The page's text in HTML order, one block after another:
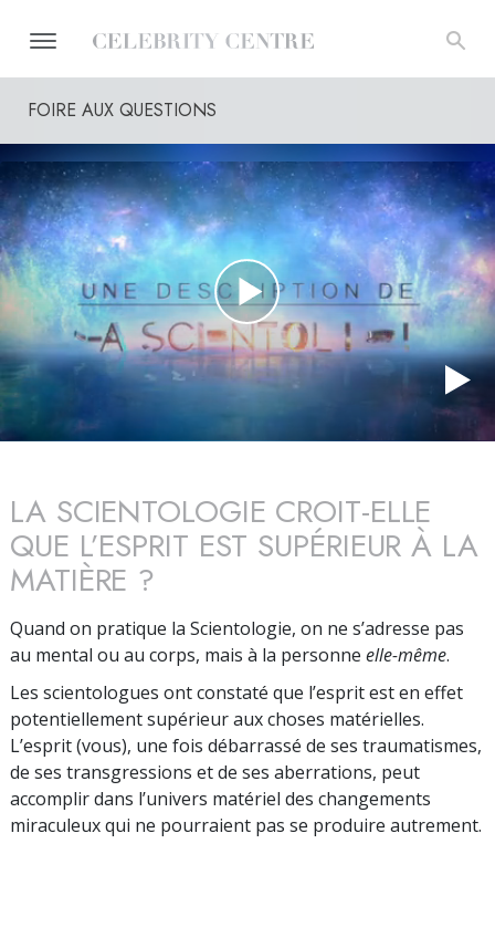
FOIRE AUX QUESTIONS
LA SCIENTOLOGIE CROIT-ELLE
QUE L’ESPRIT EST SUPÉRIEUR À LA
MATIÈRE ?
Quand on pratique la Scientologie, on ne s’adresse pas
au mental ou au corps, mais à la personne elle-même.
Les scientologues ont constaté que l’esprit est en effet
potentiellement supérieur aux choses matérielles.
L’esprit (vous), une fois débar­­­rassé de ses traumatismes,
de ses transgres­sions et de ses aberrations, peut
accomplir dans l’univers matériel des change­ments
miraculeux qui ne pourraient pas se produire autrement.